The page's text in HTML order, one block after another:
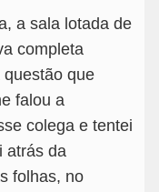
a sala lotada de
completa
que
falou a
colega e tentei
atrás da
folhas, no